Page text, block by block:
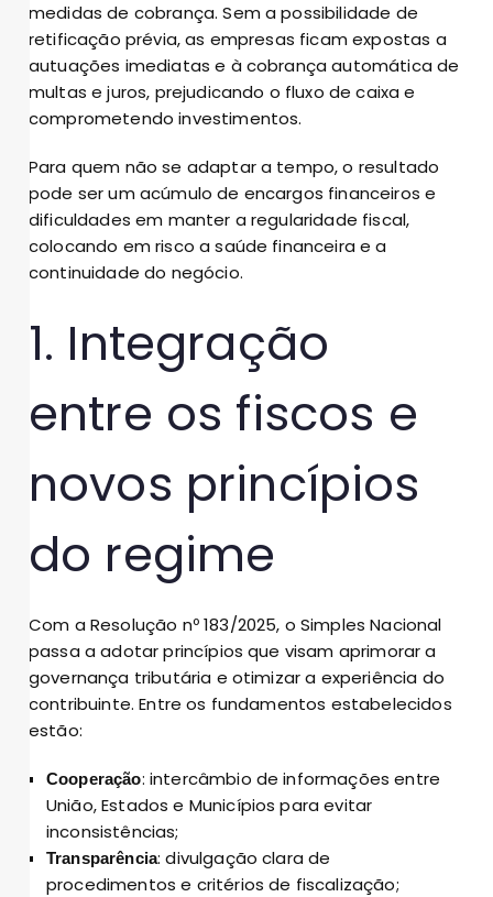
medidas de cobrança. Sem a possibilidade de
retificação prévia, as empresas ficam expostas a
autuações imediatas e à cobrança automática de
multas e juros, prejudicando o fluxo de caixa e
comprometendo investimentos.
Para quem não se adaptar a tempo, o resultado
pode ser um acúmulo de encargos financeiros e
dificuldades em manter a regularidade fiscal,
colocando em risco a saúde financeira e a
continuidade do negócio.
1. Integração
entre os fiscos e
novos princípios
do regime
Com a Resolução nº 183/2025, o Simples Nacional
passa a adotar princípios que visam aprimorar a
governança tributária e otimizar a experiência do
contribuinte. Entre os fundamentos estabelecidos
estão:
Cooperação: intercâmbio de informações entre
União, Estados e Municípios para evitar
inconsistências;
Transparência: divulgação clara de
procedimentos e critérios de fiscalização;